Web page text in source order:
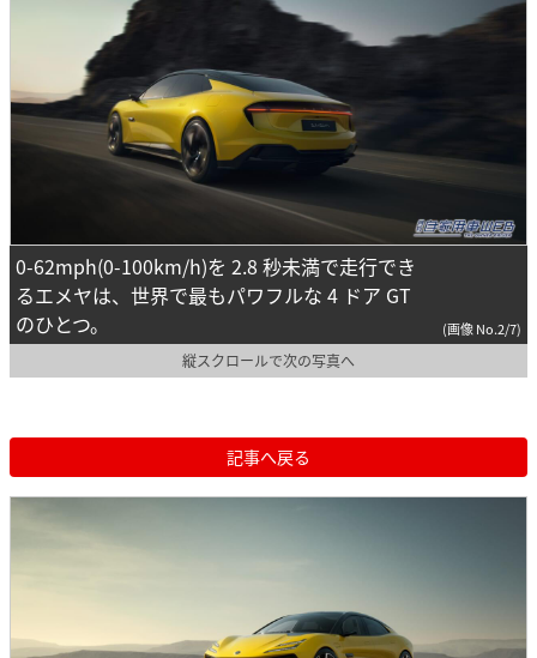
0-62mph(0-100km/h)を 2.8 秒未満で走行でき
るエメヤは、世界で最もパワフルな 4 ドア GT
のひとつ。
(画像 No.2/7)
縦スクロールで次の写真へ
記事へ戻る